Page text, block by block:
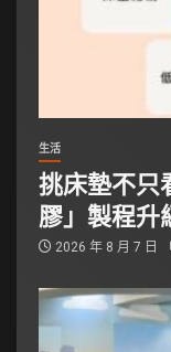
生活
挑床墊不只
膠」製程升
2026 年 8 月 7 日